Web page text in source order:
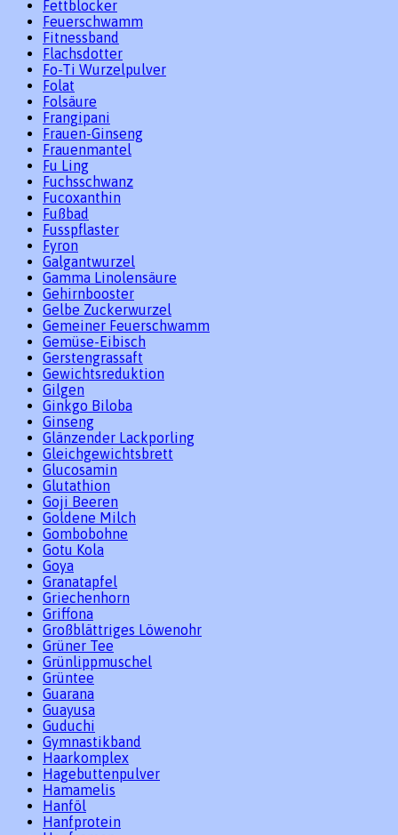
Fettblocker
Feuerschwamm
Fitnessband
Flachsdotter
Fo-Ti Wurzelpulver
Folat
Folsäure
Frangipani
Frauen-Ginseng
Frauenmantel
Fu Ling
Fuchsschwanz
Fucoxanthin
Fußbad
Fusspflaster
Fyron
Galgantwurzel
Gamma Linolensäure
Gehirnbooster
Gelbe Zuckerwurzel
Gemeiner Feuerschwamm
Gemüse-Eibisch
Gerstengrassaft
Gewichtsreduktion
Gilgen
Ginkgo Biloba
Ginseng
Glänzender Lackporling
Gleichgewichtsbrett
Glucosamin
Glutathion
Goji Beeren
Goldene Milch
Gombobohne
Gotu Kola
Goya
Granatapfel
Griechenhorn
Griffona
Großblättriges Löwenohr
Grüner Tee
Grünlippmuschel
Grüntee
Guarana
Guayusa
Guduchi
Gymnastikband
Haarkomplex
Hagebuttenpulver
Hamamelis
Hanföl
Hanfprotein